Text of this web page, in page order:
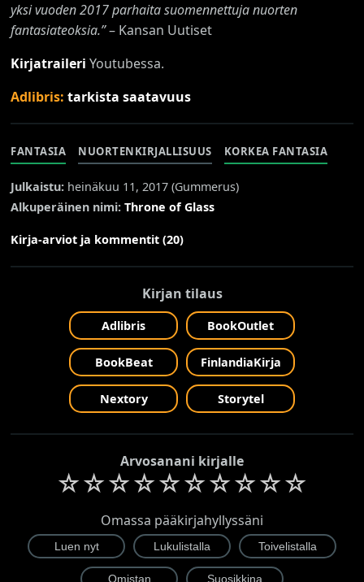
yksi vuoden 2017 parhaita suomennettuja nuorten
fantasiateoksia.”– Kansan Uutiset
Kirjatraileri Youtubessa.
Adlibris:tarkista saatavuus
FANTASIA NUORTENKIRJALLISUUS KORKEA FANTASIA
Julkaistu: heinäkuu 11, 2017 (Gummerus)
Alkuperäinen nimi: Throne of Glass
Kirja-arviot ja kommentit (20)
Kirjan tilaus
Adlibris BookOutlet
BookBeat FinlandiaKirja
Nextory Storytel
Arvosanani kirjalle
☆☆☆☆☆☆☆☆☆☆
Omassa pääkirjahyllyssäni